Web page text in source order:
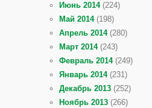
Июнь 2014(224)
Май 2014(198)
Апрель 2014(280)
Март 2014(243)
Февраль 2014(249)
Январь 2014(231)
Декабрь 2013 (252)
Ноябрь 2013 (266)